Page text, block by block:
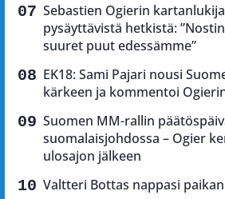
Sebastien Ogierin
pysäyttävistä hetkistä:
suuret puut edessämme”
EK18: Sami Pajari nousi
kärkeen ja kommentoi
Suomen MM-rallin
suomalaisjohdossa – Ogier
ulosajon jälkeen
Valtteri Bottas nappasi